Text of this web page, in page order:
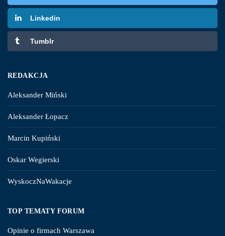
Linkedin
Tumblr
REDAKCJA
Aleksander Miński
Aleksander Łopacz
Marcin Kupiński
Oskar Wegierski
WyskoczNaWakacje
TOP TEMATY FORUM
Opinie o firmach Warszawa